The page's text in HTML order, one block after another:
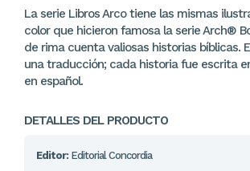
La serie Libros Arco tiene las mismas
color que hicieron famosa la serie Arch®
de rima cuenta valiosas historias bíblicas.
una traducción; cada historia fue escrita
en español.
DETALLES DEL PRODUCTO
Editor: Editorial Concordia